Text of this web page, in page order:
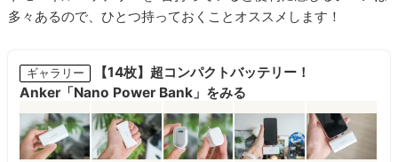
多々あるので、ひとつ持っておくことオススメします！
ギャラリー
【14枚】超コンパクトバッテリー！
Anker「Nano Power Bank」をみる